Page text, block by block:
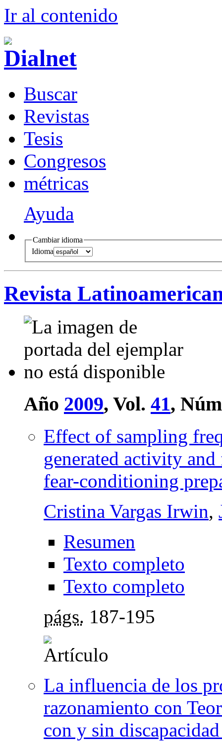
Ir al contenido
Buscar
Revistas
Tesis
Congresos
métricas
Ayuda
Cambiar idioma
Idioma
Revista
Año 2009, Vol. 41,
Effect of sampling
generated activity
fear-conditioning
Cristina Vargas Irwin,
Resumen
Texto completo
Texto completo
págs. 187-195
La influencia de los
razonamiento con
con y sin